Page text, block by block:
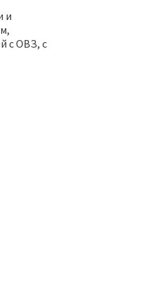
и
с ОВЗ, с